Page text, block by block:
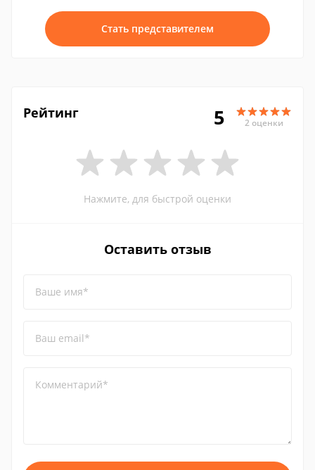
Стать представителем
Рейтинг 5 2 оценки
Нажмите, для быстрой оценки
Оставить отзыв
Ваше имя*
Ваш email*
Комментарий*